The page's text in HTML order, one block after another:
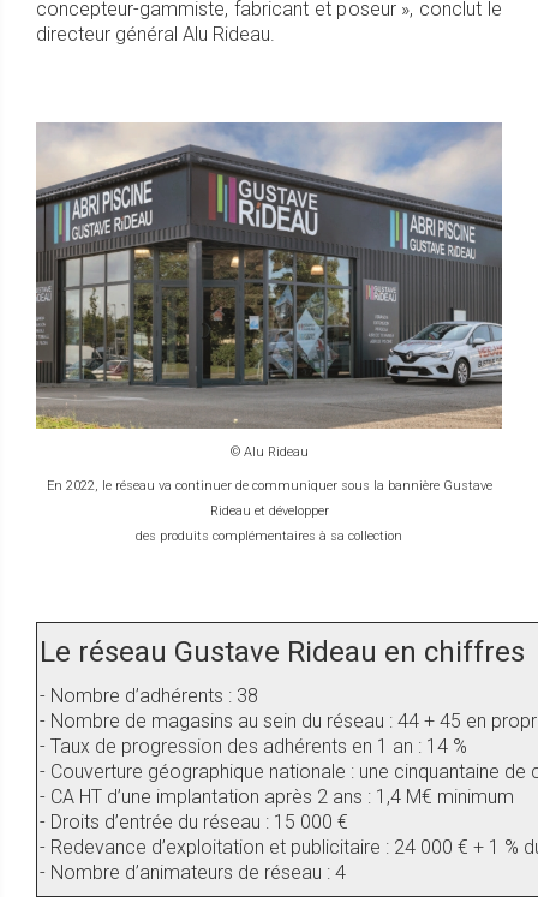
concepteur-gammiste, fabricant et poseur », conclut le
directeur général Alu Rideau.
© Alu Rideau
En 2022, le réseau va continuer de communiquer sous la bannière Gustave
Rideau et développer
des produits complémentaires à sa collection
Le réseau Gustave Rideau en chiffres
- Nombre d’adhérents : 38
- Nombre de magasins au sein du réseau : 44 + 45 en
- Taux de progression des adhérents en 1 an : 14 %
- Couverture géographique nationale : une cinquantaine
- CA HT d’une implantation après 2 ans : 1,4 M€ minimum
- Droits d’entrée du réseau : 15 000 €
- Redevance d’exploitation et publicitaire : 24 000 € + 1 %
- Nombre d’animateurs de réseau : 4